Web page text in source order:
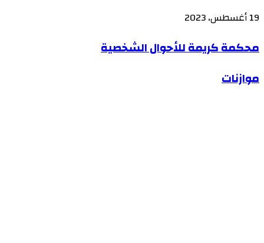
19 أغسطس، 2023
محكمة
للأحوال
محكمة كريمة للأحوال الشخصية
موازنات
موازنات